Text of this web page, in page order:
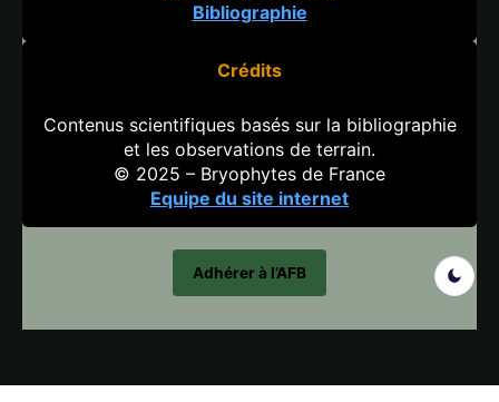
Bibliographie
Crédits
Contenus scientifiques basés sur la bibliographie
et les observations de terrain.
© 2025 – Bryophytes de France
Equipe du site internet
Adhérer à l’AFB
Search
Search